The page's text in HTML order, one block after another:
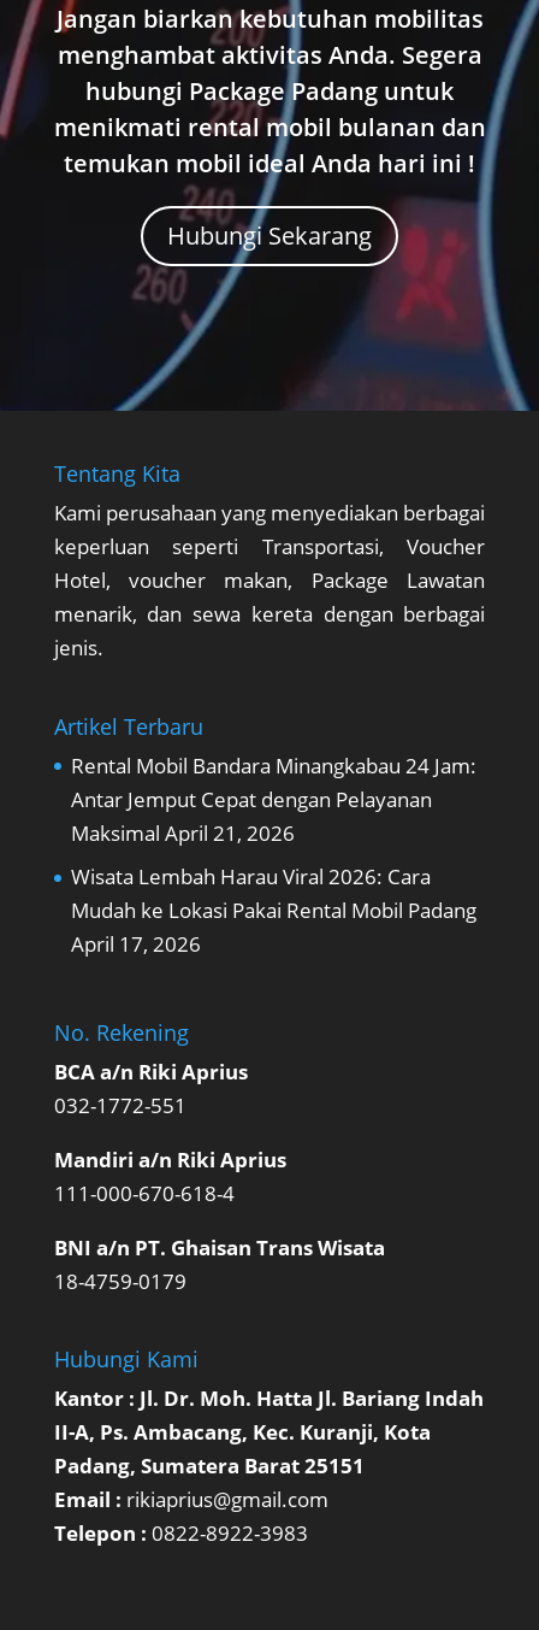
Jangan biarkan kebutuhan mobilitas
menghambat aktivitas Anda. Segera
hubungi Package Padang untuk
menikmati rental mobil bulanan dan
temukan mobil ideal Anda hari ini !
Hubungi Sekarang
Tentang Kita
Kami perusahaan yang menyediakan berbagai
keperluan seperti Transportasi, Voucher
Hotel, voucher makan, Package Lawatan
menarik, dan sewa kereta dengan berbagai
jenis.
Artikel Terbaru
Rental Mobil Bandara Minangkabau 24 Jam:
Antar Jemput Cepat dengan Pelayanan
Maksimal April 21, 2026
Wisata Lembah Harau Viral 2026: Cara
Mudah ke Lokasi Pakai Rental Mobil Padang
April 17, 2026
No. Rekening
BCA a/n Riki Aprius
032-1772-551
Mandiri a/n Riki Aprius
111-000-670-618-4
BNI a/n PT. Ghaisan Trans Wisata
18-4759-0179
Hubungi Kami
Kantor : Jl. Dr. Moh. Hatta Jl. Bariang Indah
II-A, Ps. Ambacang, Kec. Kuranji, Kota
Padang, Sumatera Barat 25151
Email : rikiaprius@gmail.com
Telepon : 0822-8922-3983